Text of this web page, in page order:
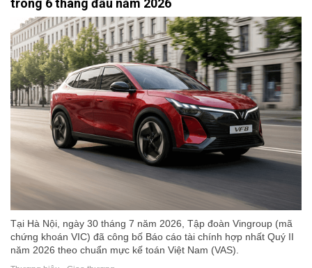
trong 6 tháng đầu năm 2026
Tại Hà Nội, ngày 30 tháng 7 năm 2026, Tập đoàn Vingroup (mã
chứng khoán VIC) đã công bố Báo cáo tài chính hợp nhất Quý II
năm 2026 theo chuẩn mực kế toán Việt Nam (VAS).